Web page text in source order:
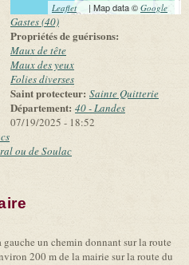
Leaflet(link is external)
| Map data © Google (link
Gastes (40)
Propriétés de guérisons:
Maux de tête
Maux des yeux
Folies diverses
Saint protecteur: Sainte Quitterie
Département: 40 - Landes
07/19/2025 - 18:52
ou de Soulac
un chemin donnant sur la route
200 m de la mairie sur la route du